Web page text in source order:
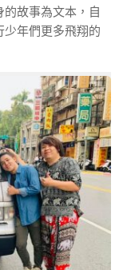
故事為文本，自
年們更多飛翔的